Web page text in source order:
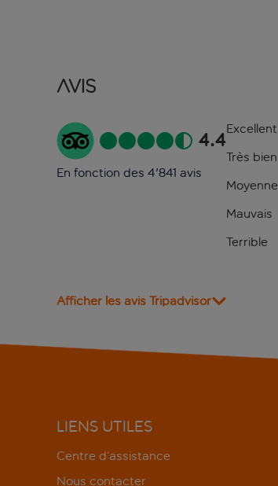
Avis
4.4
En fonction des 4'841 avis
Excellent
Très bien
Moyenne
Mauvais
Terrible
Afficher les avis Tripadvisor
LIENS UTILES
Centre d’assistance
Nous contacter